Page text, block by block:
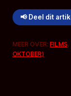
📢 Deel dit
MEER OVER:FILMS,
OKTOBER)